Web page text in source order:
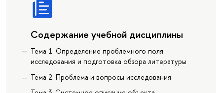
Содержание учебной дисциплины
Тема 1. Определение проблемного поля
исследования и подготовка обзора литературы
Тема 2. Проблема и вопросы исследования